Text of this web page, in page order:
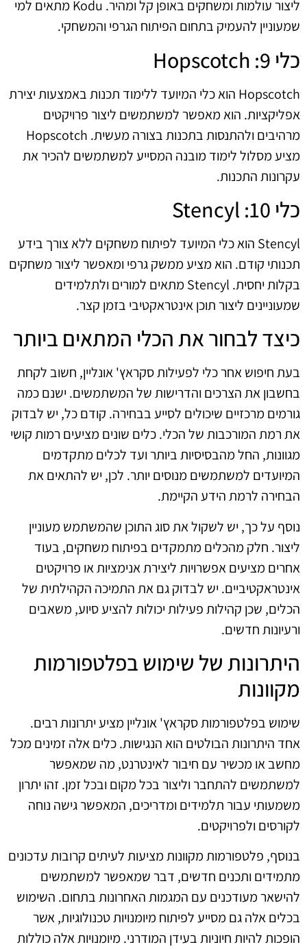
ליצור עולמות ומשחקים באופן קל ומהיר. Kodu מתאים למי
שמעוניין להעמיק בתחום הפיתוח הגרפי והמשחקי.
כלי 9: Hopscotch
Hopscotch הוא כלי המיועד ללימוד תכנות באמצעות יצירת
אפליקציות. הוא מאפשר למשתמשים ליצור פרויקטים
מרהיבים ולהתנסות בתכנות בצורה מעשית. Hopscotch
מציע מסלול לימוד מובנה המסייע למשתמשים להכיר את
עקרונות התכנות.
כלי 10: Stencyl
Stencyl הוא כלי המיועד לפיתוח משחקים ללא צורך בידע
תכנותי קודם. הוא מציע ממשק גרפי ומאפשר ליצור משחקים
בקלות יחסית. Stencyl מתאים למורים ולתלמידים
שמעוניינים ליצור תוכן אינטראקטיבי בזמן קצר.
כיצד לבחור את הכלי המתאים ביותר
בעת חיפוש אחר כלי לפעילות סקראץ' אונליין, חשוב לקחת
בחשבון את הצרכים והדרישות של המשתמשים. ישנם כמה
גורמים מרכזיים שיכולים לסייע בבחירה. קודם כל, יש לבדוק
את רמת המורכבות של הכלי. כלים שונים מציעים רמות קושי
מגוונות, החל מהבסיסיות ביותר ועד לכלים מתקדמים
המיועדים למשתמשים מנוסים יותר. לכן, יש להתאים את
הבחירה לרמת הידע הקיימת.
נוסף על כך, יש לשקול את סוג התוכן שהמשתמש מעוניין
ליצור. חלק מהכלים מתמקדים בפיתוח משחקים, בעוד
אחרים מציעים אפשרויות ליצירת אנימציות או פרויקטים
אינטראקטיביים. יש לבדוק גם את התמיכה הקהילתית של
הכלים, שכן קהילות פעילות יכולות להציע סיוע, משאבים
ורעיונות חדשים.
היתרונות של שימוש בפלטפורמות
מקוונות
שימוש בפלטפורמות סקראץ' אונליין מציע יתרונות רבים.
אחד היתרונות הבולטים הוא הנגישות. כלים אלה זמינים מכל
מחשב או מכשיר עם חיבור לאינטרנט, מה שמאפשר
למשתמשים להתחבר וליצור בכל מקום ובכל זמן. זהו יתרון
משמעותי עבור תלמידים ומדריכים, המאפשר גישה נוחה
לקורסים ולפרויקטים.
בנוסף, פלטפורמות מקוונות מציעות לעיתים קרובות עדכונים
מתמידים ותכנים חדשים, דבר שמאפשר למשתמשים
להישאר מעודכנים עם המגמות האחרונות בתחום. השימוש
בכלים אלה גם מסייע לפיתוח מיומנויות טכנולוגיות, אשר
הופכות להיות חיוניות בעידן המודרני. מיומנויות אלה כוללות